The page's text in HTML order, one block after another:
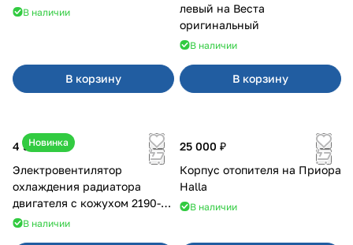
В наличии
В корзину
левый на Веста
оригинальный
В наличии
В корзину
Новинка
4 550 ₽
Электровентилятор
охлаждения радиатора
двигателя с кожухом 2190-
2194 н/о с кондиционером
В наличии
25 000 ₽
Корпус отопителя на Приора
Halla
В наличии